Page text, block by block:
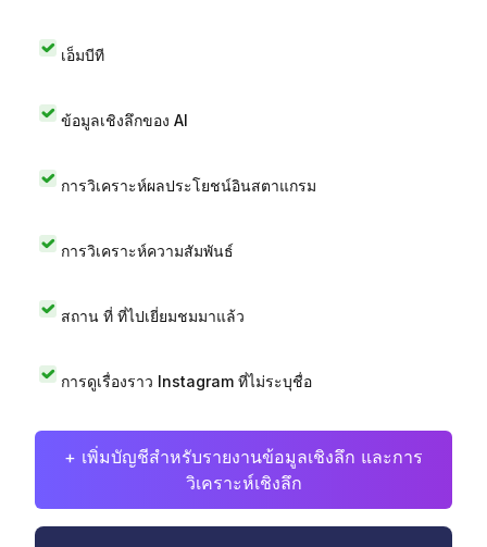
เอ็มบีที
ข้อมูลเชิงลึกของ AI
การวิเคราะห์ผลประโยชน์อินสตาแกรม
การวิเคราะห์ความสัมพันธ์
สถาน ที่ ที่ไปเยี่ยมชมมาแล้ว
การดูเรื่องราว Instagram ที่ไม่ระบุชื่อ
+ เพิ่มบัญชีสำหรับรายงานข้อมูลเชิงลึก และการ
วิเคราะห์เชิงลึก